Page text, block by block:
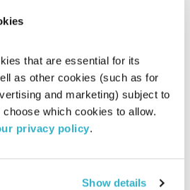
that are essential for its
as other cookies (such as for
and marketing) subject to
which cookies to allow.
privacy policy.
Show details
התעוררות – 9.3.26
התעוררות
גליה גלעדי
09.03.26
01:30:37
אודיו